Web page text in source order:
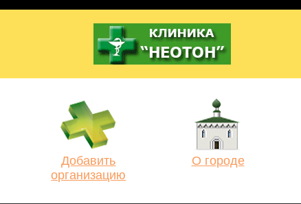
Добавить
организацию
О городе